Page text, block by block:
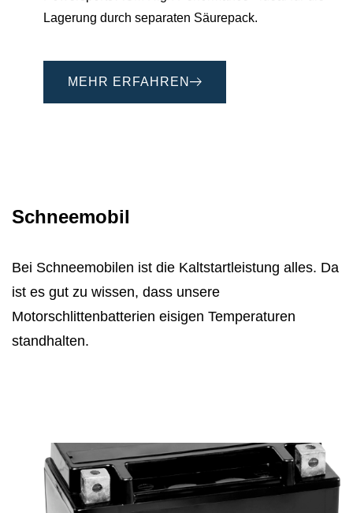
Lagerung durch separaten Säurepack.
MEHR ERFAHREN
Schneemobil
Bei Schneemobilen ist die Kaltstartleistung alles. Da
ist es gut zu wissen, dass unsere
Motorschlittenbatterien eisigen Temperaturen
standhalten.